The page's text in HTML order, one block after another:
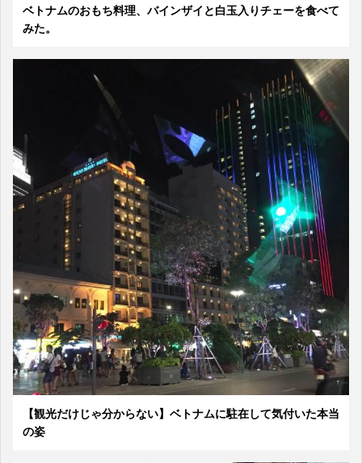
ベトナムのおもち料理、バインザイと白玉入りチェーを食べて
みた。
【観光だけじゃ分からない】ベトナムに駐在して気付いた本当
の姿